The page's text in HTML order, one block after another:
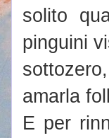
solito
pinguini
amarla
E per